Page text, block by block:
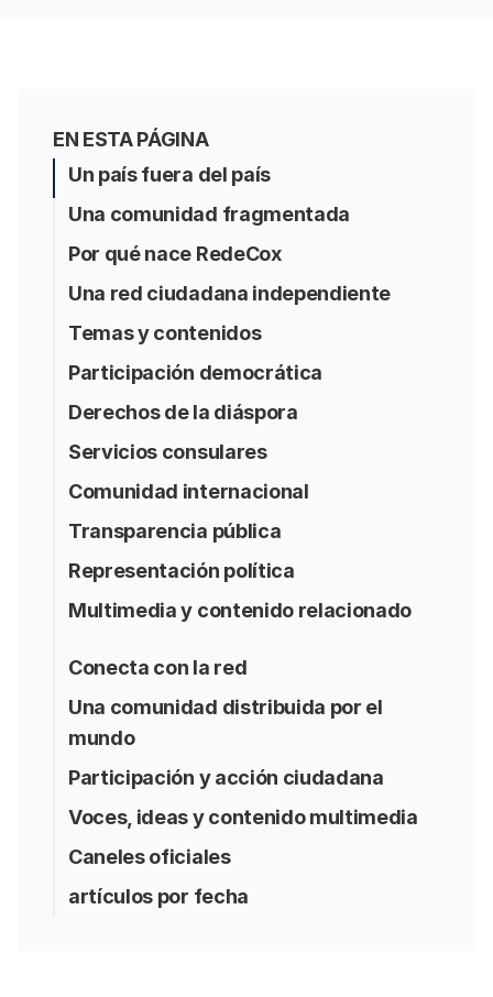
EN ESTA PÁGINA
Un país fuera del país
Una comunidad fragmentada
Por qué nace RedeCox
Una red ciudadana independiente
Temas y contenidos
Participación democrática
Derechos de la diáspora
Servicios consulares
Comunidad internacional
Transparencia pública
Representación política
Multimedia y contenido relacionado
Conecta con la red
Una comunidad distribuida por el
mundo
Participación y acción ciudadana
Voces, ideas y contenido multimedia
Caneles oficiales
artículos por fecha